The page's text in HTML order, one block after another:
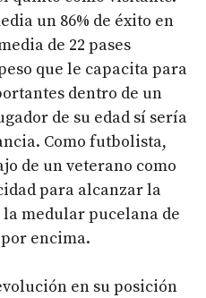
un 86% de éxito en
de 22 pases
que le capacita para
dentro de un
de su edad sí sería
Como futbolista,
de un veterano como
para alcanzar la
medular pucelana de
encima.
en su posición